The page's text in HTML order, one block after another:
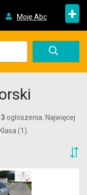
Moje Abc +
3 ogłoszenia. Najwięcej
(1).